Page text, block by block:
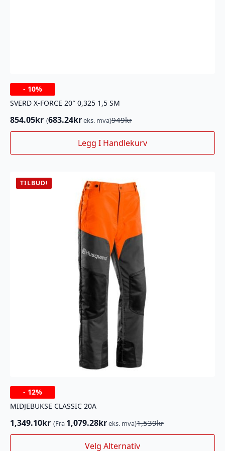
- 10%
SVERD X-FORCE 20″ 0,325 1,5 SM
949kr
Opprinnelig
pris
949kr.
854.05kr
Nåværende
pris
854.05kr.
(683.24kreks. mva)
Legg I Handlekurv
TILBUD!
- 12%
MIDJEBUKSE CLASSIC 20A
1,539kr
Opprinnelig
pris
1,349.10kr
Nåværende
pris
(Fra 1,079.28kreks. mva)
Velg Alternativ
Dette